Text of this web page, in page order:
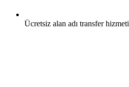
Ücretsiz alan adı transfer hizmeti